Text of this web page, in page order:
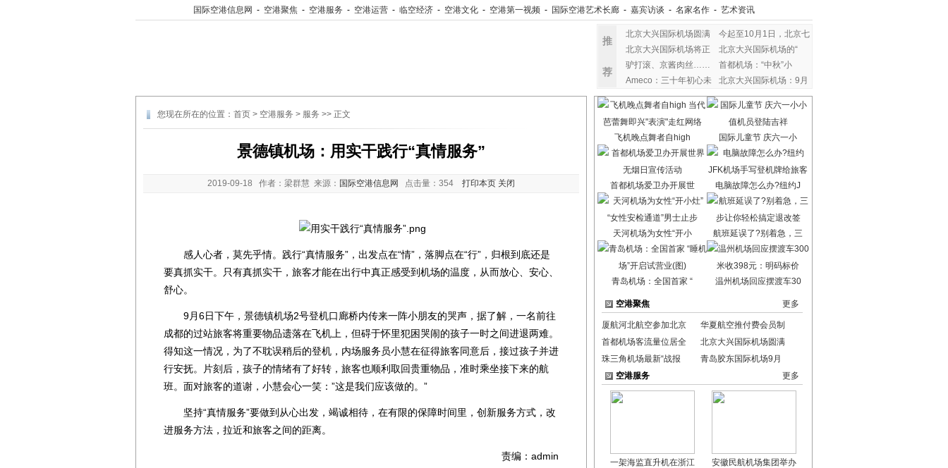
国际空港信息网 - 空港聚焦 - 空港服务 - 空港运营 - 临空经济 - 空港文化 - 空港第一视频 - 国际空港艺术长廊 - 嘉宾访谈 - 名家名作 - 艺术资讯
推
荐
北京大兴国际机场圆满
今起至10月1日，北京七
北京大兴国际机场将正
北京大兴国际机场的“
驴打滚、京酱肉丝……
首都机场：“中秋”小
Ameco：三十年初心未
改
北京大兴国际机场：9月
您现在所在的位置： 首页 > 空港服务 > 服务 >> 正文
景德镇机场：用实干践行“真情服务”
2019-09-18 作者：梁群慧 来源： 国际空港信息网 点击量： 354 打印本页 关闭
感人心者，莫先乎情。践行“真情服务”，出发点在“情”，落脚点在“行”，归根到底还是
要真抓实干。只有真抓实干，旅客才能在出行中真正感受到机场的温度，从而放心、安心、
舒心。
9月6日下午，景德镇机场2号登机口廊桥内传来一阵小朋友的哭声，据了解，一名前往
成都的过站旅客将重要物品遗落在飞机上，但碍于怀里犯困哭闹的孩子一时之间进退两难。
得知这一情况，为了不耽误稍后的登机，内场服务员小慧在征得旅客同意后，接过孩子并进
行安抚。片刻后，孩子的情绪有了好转，旅客也顺利取回贵重物品，准时乘坐接下来的航
班。面对旅客的道谢，小慧会心一笑：”这是我们应该做的。”
坚持“真情服务”要做到从心出发，竭诚相待，在有限的保障时间里，创新服务方式，改
进服务方法，拉近和旅客之间的距离。
责编：admin
飞机晚点舞者自high 国际儿童节 庆六一小
首都机场爱卫办开展世 电脑故障怎么办?纽约J
天河机场为女性“开小 航班延误了?别着急，三
青岛机场：全国首家 “ 温州机场回应摆渡车30
空港聚焦 更多
厦航河北航空参加北京
华夏航空推付费会员制
首都机场客流量位居全
北京大兴国际机场圆满
珠三角机场最新“战报
青岛胶东国际机场9月
空港服务
更多
一架海监直升机在浙江 安徽民航机场集团举办